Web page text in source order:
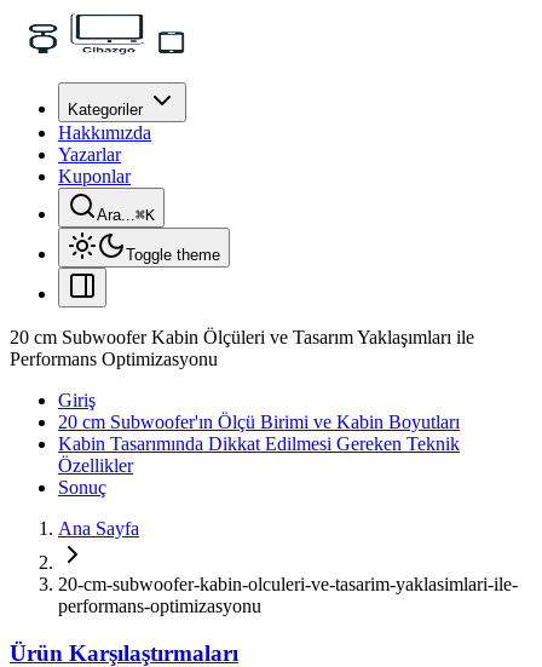
Kategoriler
Hakkımızda
Yazarlar
Kuponlar
Ara...⌘K
Toggle theme
20 cm Subwoofer Kabin Ölçüleri ve Tasarım Yaklaşımları ile
Performans Optimizasyonu
Giriş
20 cm Subwoofer'ın Ölçü Birimi ve Kabin Boyutları
Kabin Tasarımında Dikkat Edilmesi Gereken Teknik
Özellikler
Sonuç
Ana Sayfa
20-cm-subwoofer-kabin-olculeri-ve-tasarim-yaklasimlari-ile-
performans-optimizasyonu
Ürün Karşılaştırmaları